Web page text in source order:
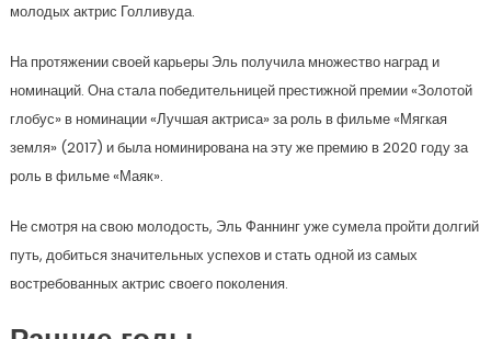
молодых актрис Голливуда.
На протяжении своей карьеры Эль получила множество наград и
номинаций. Она стала победительницей престижной премии «Золотой
глобус» в номинации «Лучшая актриса» за роль в фильме «Мягкая
земля» (2017) и была номинирована на эту же премию в 2020 году за
роль в фильме «Маяк».
Не смотря на свою молодость, Эль Фаннинг уже сумела пройти долгий
путь, добиться значительных успехов и стать одной из самых
востребованных актрис своего поколения.